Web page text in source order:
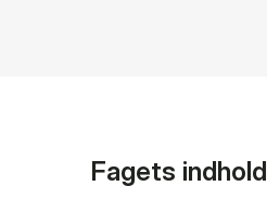
Fagets indhold